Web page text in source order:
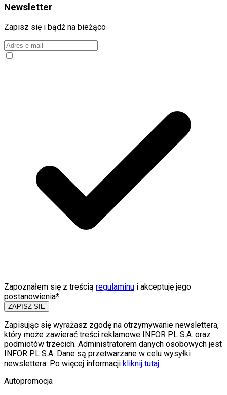
Newsletter
Zapisz się i bądź na bieżąco
Zapoznałem się z treścią regulaminu i akceptuję jego
postanowienia*
ZAPISZ SIĘ
Zapisując się wyrażasz zgodę na otrzymywanie newslettera,
który może zawierać treści reklamowe INFOR PL S.A. oraz
podmiotów trzecich. Administratorem danych osobowych jest
INFOR PL S.A. Dane są przetwarzane w celu wysyłki
newslettera. Po więcej informacji kliknij tutaj
Autopromocja